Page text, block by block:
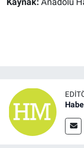
Kaynak: Anadolu